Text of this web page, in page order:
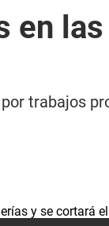
en
trabajos